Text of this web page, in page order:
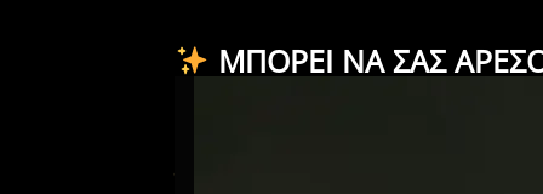
ΜΠΟΡΕΊ ΝΑ ΣΑΣ